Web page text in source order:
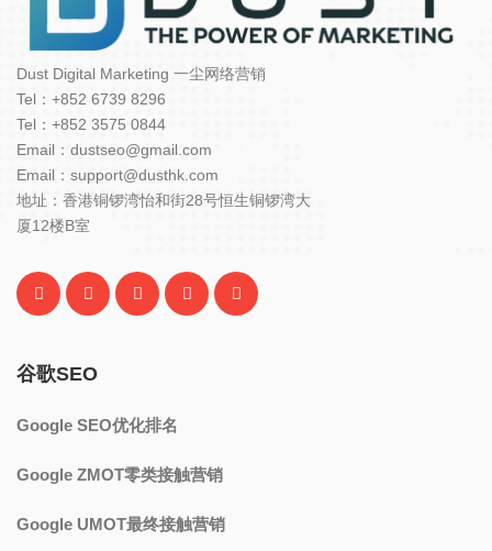
Dust Digital Marketing 一尘网络营销
Tel：+852 6739 8296
Tel：+852 3575 0844
Email：dustseo@gmail.com
Email：support@dusthk.com
地址：香港铜锣湾怡和街28号恒生铜锣湾大
厦12楼B室
谷歌SEO
Google SEO优化排名
Google ZMOT零类接触营销
Google UMOT最终接触营销